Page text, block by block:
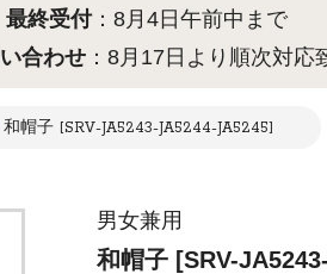
最終受付：8月4日午前中まで
合わせ ：8月17日より順次対応
和帽子 [SRV-JA5243-JA5244-JA5245]
男女兼用
和帽子 [SRV-